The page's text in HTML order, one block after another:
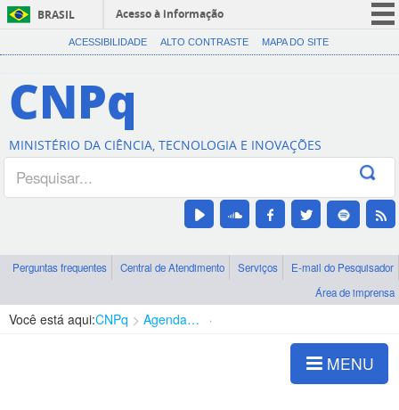
BRASIL
Acesso à informação
CORONAVÍRUS (COVID-19)
Canais
ACESSIBILIDADE ALTO CONTRASTE MAPA DO SITE
CNPq
MINISTÉRIO DA CIÊNCIA, TECNOLOGIA E INOVAÇÕES
Perguntas frequentes Central de Atendimento Serviços
E-mail do Pesquisador
Área de imprensa
Você está aqui:CNPq Agenda de autoridades
MENU